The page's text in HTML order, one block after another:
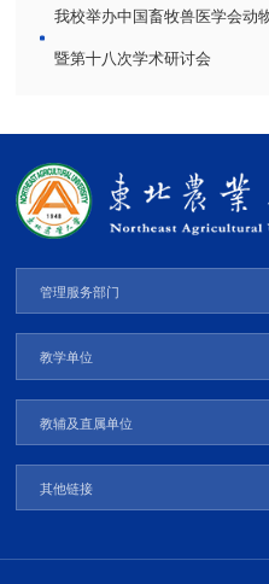
我校举办中国畜牧兽医学会动
暨第十八次学术研讨会
管理服务部门
教学单位
教辅及直属单位
其他链接